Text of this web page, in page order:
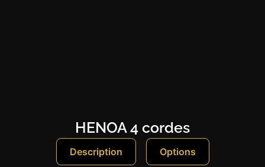
HENOA 4 cordes
Description Options